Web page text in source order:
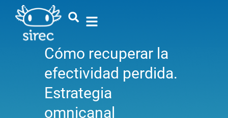
Cómo recuperar la
efectividad perdida.
Estrategia
omnicanal